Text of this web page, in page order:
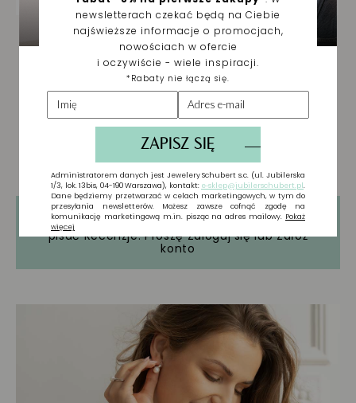
Tylko zarejestrowani użytkownicy mogą
pisać Recenzje. ProszęZaloguj sięlubZałóż
konto